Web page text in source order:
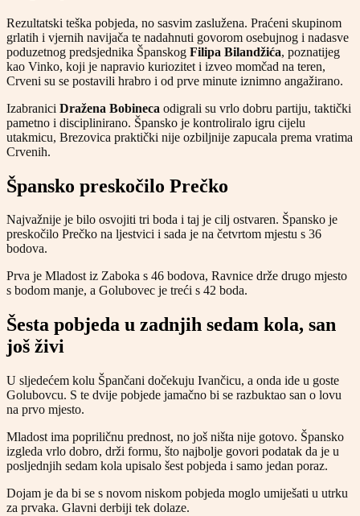
Rezultatski teška pobjeda, no sasvim zaslužena. Praćeni skupinom
grlatih i vjernih navijača te nadahnuti govorom osebujnog i nadasve
poduzetnog predsjednika Španskog Filipa Bilandžića, poznatijeg
kao Vinko, koji je napravio kuriozitet i izveo momčad na teren,
Crveni su se postavili hrabro i od prve minute iznimno angažirano.
Izabranici Dražena Bobineca odigrali su vrlo dobru partiju, taktički
pametno i disciplinirano. Špansko je kontroliralo igru cijelu
utakmicu, Brezovica praktički nije ozbiljnije zapucala prema vratima
Crvenih.
Špansko preskočilo Prečko
Najvažnije je bilo osvojiti tri boda i taj je cilj ostvaren. Špansko je
preskočilo Prečko na ljestvici i sada je na četvrtom mjestu s 36
bodova.
Prva je Mladost iz Zaboka s 46 bodova, Ravnice drže drugo mjesto
s bodom manje, a Golubovec je treći s 42 boda.
Šesta pobjeda u zadnjih sedam kola, san
još živi
U sljedećem kolu Špančani dočekuju Ivančicu, a onda ide u goste
Golubovcu. S te dvije pobjede jamačno bi se razbuktao san o lovu
na prvo mjesto.
Mladost ima popriličnu prednost, no još ništa nije gotovo. Špansko
izgleda vrlo dobro, drži formu, što najbolje govori podatak da je u
posljednjih sedam kola upisalo šest pobjeda i samo jedan poraz.
Dojam je da bi se s novom niskom pobjeda moglo umiješati u utrku
za prvaka. Glavni derbiji tek dolaze.